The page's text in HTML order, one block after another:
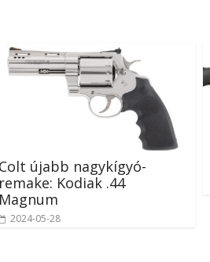
Colt újabb nagykígyó-
remake: Kodiak .44
Magnum
2024-05-28